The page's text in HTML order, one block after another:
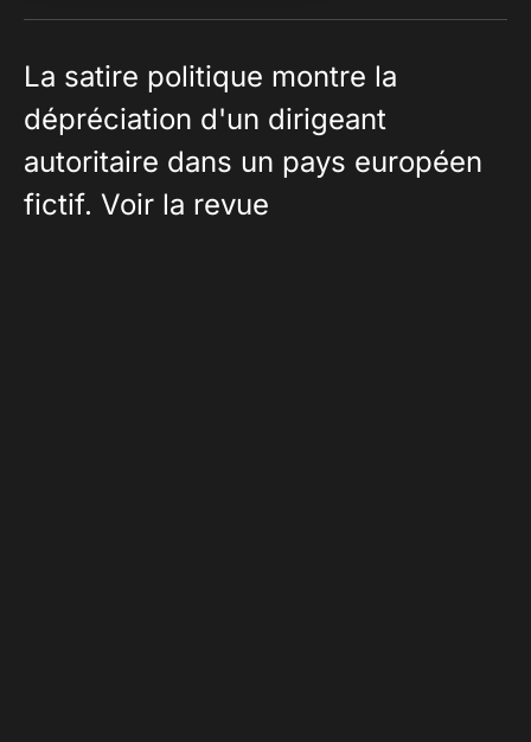
La satire politique montre la
dépréciation d'un dirigeant
autoritaire dans un pays européen
fictif. Voir la revue